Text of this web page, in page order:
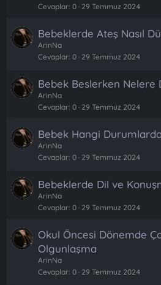
Cevaplar 0 29 Temmuz 2024
Bebeklerde Ateş Nasıl
ArinNa
Cevaplar 0 29 Temmuz 2024
Bebek Beslerken Nelere
ArinNa
Cevaplar 0 29 Temmuz 2024
Bebek Hangi
ArinNa
Cevaplar 0 29 Temmuz 2024
Bebeklerde Dil ve
ArinNa
Cevaplar 0 29 Temmuz 2024
Okul Öncesi Dönemde
Olgunlaşma
ArinNa
Cevaplar 0 29 Temmuz 2024